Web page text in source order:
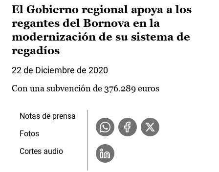
El Gobierno regional apoya a los
regantes del Bornova en la
modernización de su sistema de
regadíos
22 de Diciembre de 2020
Con una subvención de 376.289 euros
Notas de prensa
Fotos
Cortes audio